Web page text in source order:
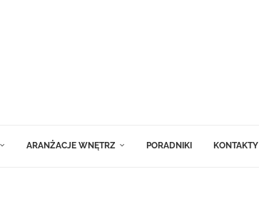
ARANŻACJE WNĘTRZ PORADNIKI KONTAKTY